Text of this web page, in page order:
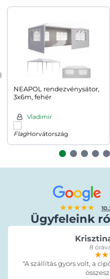
NEAPOL rendezvénysátor,
3x6m, fehér
Vladimir
Horvátország
★★★★★
Ügyfeleink
8
"A szállítás gyors volt, a